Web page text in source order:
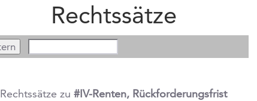
Rechtssätze
Rechtssätze zu#IV-Renten, Rückforderungsfrist